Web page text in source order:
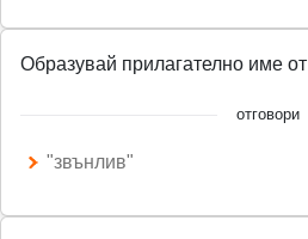
Образувай прилагателно име
отговори
"звънлив"